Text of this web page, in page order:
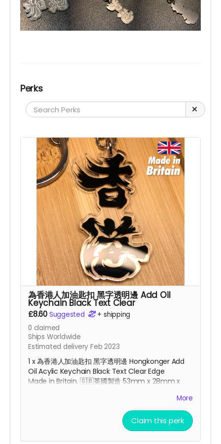
Perks
為香港人加油匙扣 黑字透明邊 Add Oil
Keychain Black Text Clear
£8.60 Suggested + shipping
0 claimed
Ships Worldwide
Estimated delivery Feb 2023
1 x 為香港人加油匙扣 黑字透明邊 Hongkonger Add
Oil Acylic Keychain Black Text Clear Edge
Made in Britain. 🇬🇧英國製造 53mm x 28mm x
More
Claim this perk